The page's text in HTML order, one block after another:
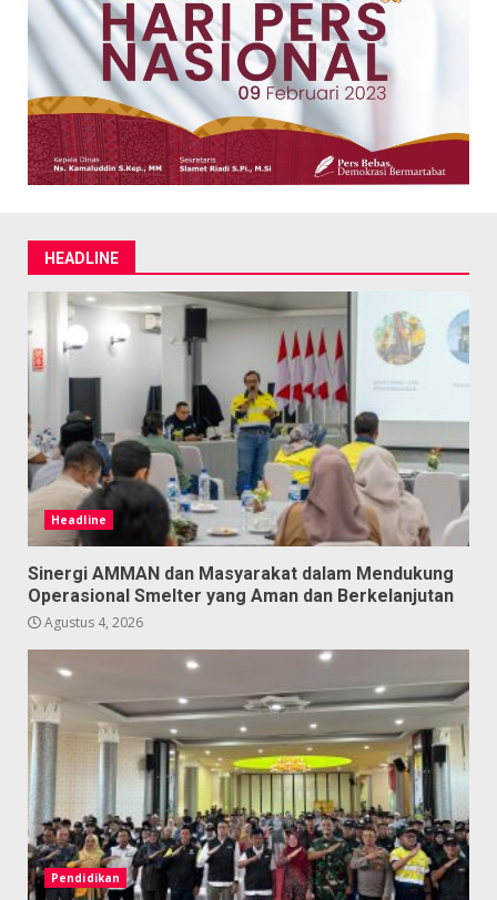
HEADLINE
Headline
Sinergi AMMAN dan Masyarakat dalam Mendukung
Operasional Smelter yang Aman dan Berkelanjutan
Agustus 4, 2026
Pendidikan